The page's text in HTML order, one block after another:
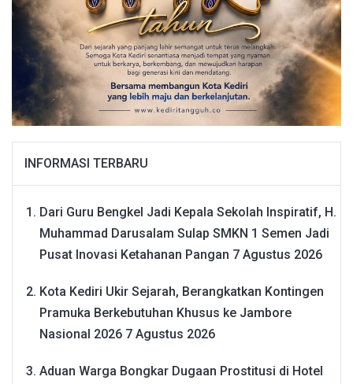
INFORMASI TERBARU
Dari Guru Bengkel Jadi Kepala Sekolah Inspiratif, H.
Muhammad Darusalam Sulap SMKN 1 Semen Jadi
Pusat Inovasi Ketahanan Pangan 7 Agustus 2026
Kota Kediri Ukir Sejarah, Berangkatkan Kontingen
Pramuka Berkebutuhan Khusus ke Jambore
Nasional 2026 7 Agustus 2026
Aduan Warga Bongkar Dugaan Prostitusi di Hotel